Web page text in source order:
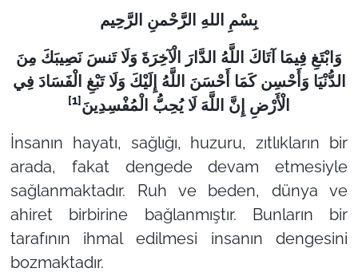
بِسْمِ اللهِ الرَّحْمنِ الرَّحِيم
وَابْتَغِ فِيمَا آتَاكَ اللَّهُ الدَّارَ الْآخِرَةَ وَلَا تَنسَ نَصِيبَكَ مِنَ
الدُّنْيَا وَأَحْسِن كَمَا أَحْسَنَ اللَّهُ إِلَيْكَ وَلَا تَبْغِ الْفَسَادَ فِي
الْأَرْضِ إِنَّ اللَّهَ لَا يُحِبُّ الْمُفْسِدِينَ [1]
İnsanın hayatı, sağlığı, huzuru, zıtlıkların bir
arada, fakat dengede devam etmesiyle
sağlanmaktadır. Ruh ve beden, dünya ve
ahiret birbirine bağlanmıştır. Bunların bir
tarafının ihmal edilmesi insanın dengesini
bozmaktadır.